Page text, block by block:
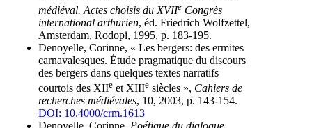
médiéval. Actes choisis du XVIIe Congrès
international arthurien, éd. Friedrich Wolfzettel,
Amsterdam, Rodopi, 1995, p. 183-195.
Denoyelle, Corinne, « Les bergers: des ermites
carnavalesques. Étude pragmatique du discours
des bergers dans quelques textes narratifs
courtois des XIIe et XIIIe siècles », Cahiers de
recherches médiévales, 10, 2003, p. 143-154.
DOI: 10.4000/crm.1613
Denoyelle, Corinne, Poétique du dialogue